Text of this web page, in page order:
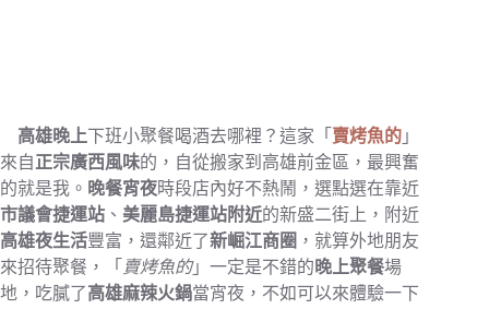
高雄晚上下班小聚餐喝酒去哪裡？這家「 賣烤魚的 」
來自正宗廣西風味的，自從搬家到高雄前金區，最興奮
的就是我。 晚餐宵夜時段店內好不熱鬧，選點選在靠近
市議會捷運站 、 美麗島捷運站附近的新盛二街上，附近
高雄夜生活豐富，還鄰近了新崛江商圈 ，就算外地朋友
來招待聚餐，「 賣烤魚的」一定是不錯的 晚上聚餐場
地，吃膩了高雄麻辣火鍋當宵夜，不如可以來體驗一下